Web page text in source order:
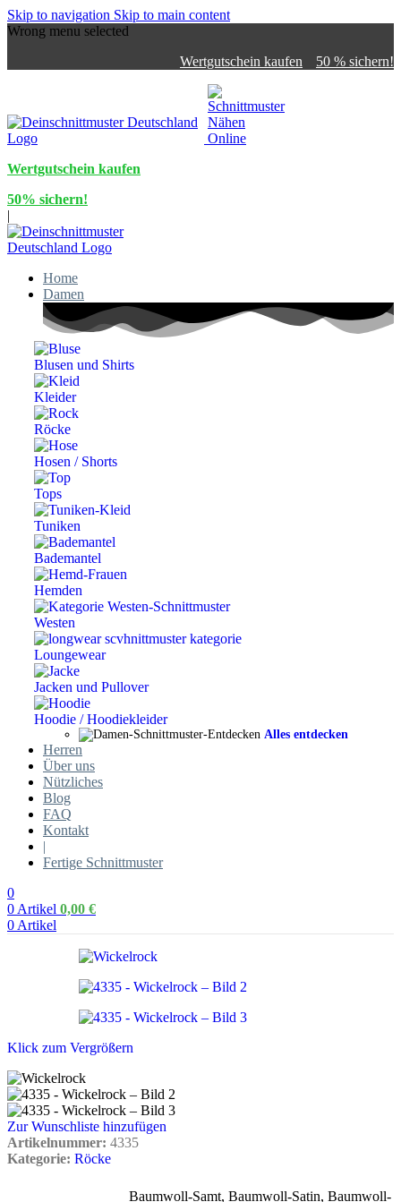
Skip to navigation Skip to main content
Wrong menu selected
Wertgutschein kaufen
50 % sichern!
Wertgutschein kaufen
50% sichern!
|
Home
Damen
Blusen und Shirts
Kleider
Röcke
Hosen / Shorts
Tops
Tuniken
Bademantel
Hemden
Westen
Loungewear
Jacken und Pullover
Hoodie / Hoodiekleider
Alles entdecken
Herren
Über uns
Nützliches
Blog
FAQ
Kontakt
|
Fertige Schnittmuster
0
0 Artikel 0,00 €
0 Artikel
Klick zum Vergrößern
Zur Wunschliste hinzufügen
Artikelnummer: 4335
Kategorie: Röcke
Baumwoll-Samt, Baumwoll-Satin, Baumwoll-